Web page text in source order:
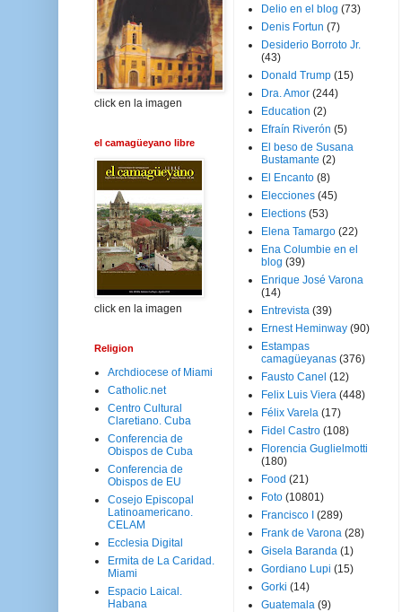
click en la imagen
el camagüeyano libre
click en la imagen
Religion
Archdiocese of Miami
Catholic.net
Centro Cultural
Claretiano. Cuba
Conferencia de
Obispos de Cuba
Conferencia de
Obispos de EU
Cosejo Episcopal
Latinoamericano.
CELAM
Ecclesia Digital
Ermita de La Caridad.
Miami
Espacio Laical.
Habana
Delio en el blog (73)
Denis Fortun (7)
Desiderio Borroto Jr.
(43)
Donald Trump (15)
Dra. Amor (244)
Education (2)
Efraín Riverón (5)
El beso de Susana
Bustamante (2)
El Encanto (8)
Elecciones (45)
Elections (53)
Elena Tamargo (22)
Ena Columbie en el
blog (39)
Enrique José Varona
(14)
Entrevista (39)
Ernest Heminway (90)
Estampas
camagüeyanas (376)
Fausto Canel (12)
Felix Luis Viera (448)
Félix Varela (17)
Fidel Castro (108)
Florencia Guglielmotti
(180)
Food (21)
Foto (10801)
Francisco I
(289)
Frank de Varona (28)
Gisela Baranda (1)
Gordiano Lupi (15)
Gorki (14)
Guatemala (9)